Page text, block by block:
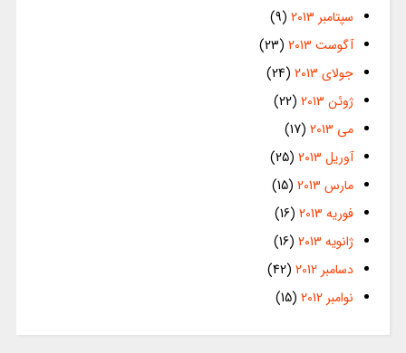
سپتامبر 2013
(9)
آگوست 2013
(23)
جولای 2013
(24)
ژوئن 2013
(22)
می 2013
(17)
آوریل 2013
(25)
مارس 2013
(15)
فوریه 2013
(16)
ژانویه 2013
(16)
دسامبر 2012
(42)
نوامبر 2012
(15)